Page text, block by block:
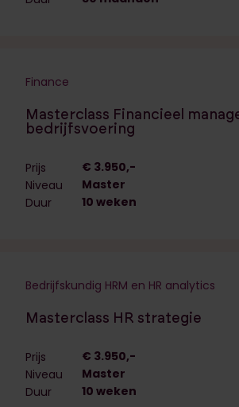
Finance
Masterclass Financieel
bedrijfsvoering
Prijs
€ 3.950,-
Niveau
Master
Duur
10 weken
Bedrijfskundig HRM en HR analytics
Masterclass HR strategie
Prijs
€ 3.950,-
Niveau
Master
Duur
10 weken